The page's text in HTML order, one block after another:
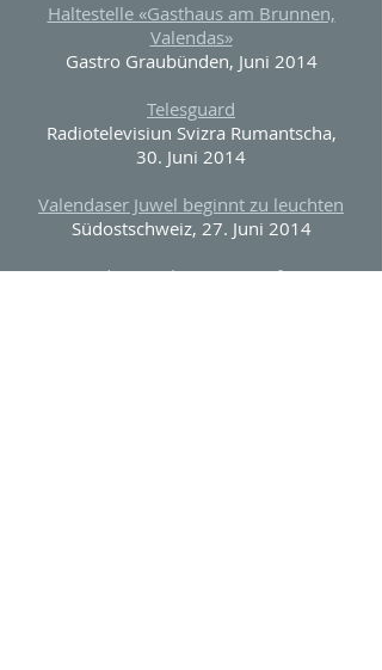
Haltestelle «Gasthaus am Brunnen,
Valendas»
Gastro Graubünden, Juni 2014
Telesguard
Radiotelevisiun Svizra Rumantscha,
30. Juni 2014
Valendaser Juwel beginnt zu leuchten
Südostschweiz, 27. Juni 2014
Wenn das Gasthaus ein Dorf retten